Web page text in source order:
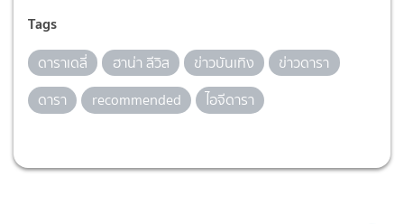
Tags
ดาราเดลี่ ฮาน่า ลีวิส ข่าวบันเทิง
ข่าวดารา
ดารา
recommended ไอจีดารา